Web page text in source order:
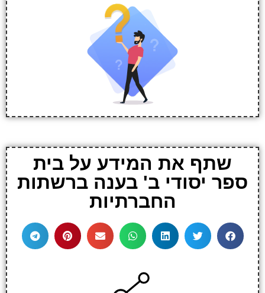
שתף את המידע על בית
ספר יסודי ב' בענה ברשתות
החברתיות